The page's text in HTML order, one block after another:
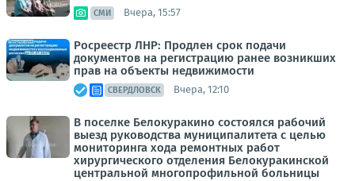
СМИ Вчера, 15:57
Росреестр ЛНР: Продлен срок подачи
документов на регистрацию ранее возникших
прав на объекты недвижимости
СВЕРДЛОВСК Вчера, 12:10
В поселке Белокуракино состоялся рабочий
выезд руководства муниципалитета с целью
мониторинга хода ремонтных работ
хирургического отделения Белокуракинской
центральной многопрофильной больницы